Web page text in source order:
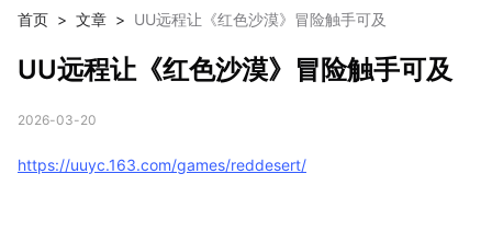
首页 > 文章 > UU远程让《红色沙漠》冒险触手可及
UU远程让《红色沙漠》冒险触手可及
2026-03-20
https://uuyc.163.com/games/reddesert/